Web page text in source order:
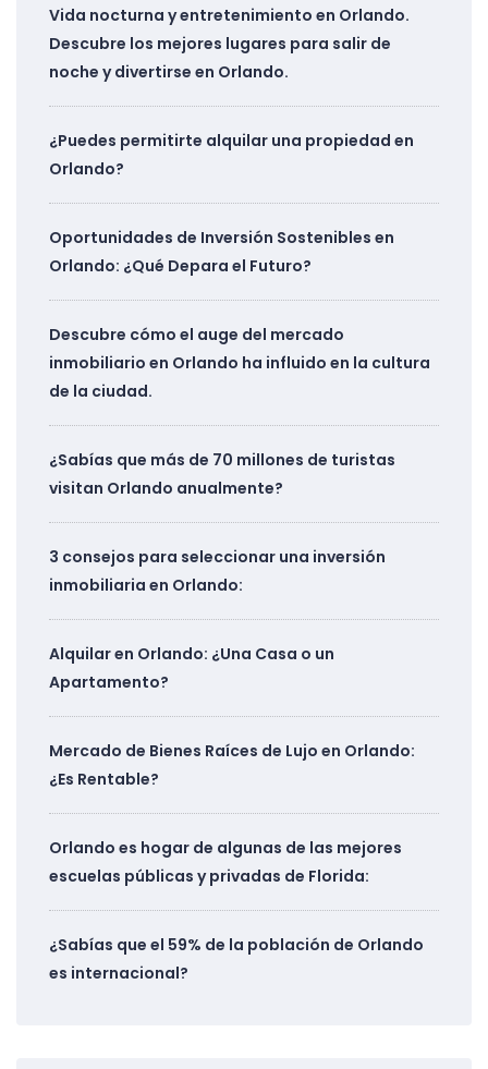
Vida nocturna y entretenimiento en Orlando.
Descubre los mejores lugares para salir de
noche y divertirse en Orlando.
¿Puedes permitirte alquilar una propiedad en
Orlando?
Oportunidades de Inversión Sostenibles en
Orlando: ¿Qué Depara el Futuro?
Descubre cómo el auge del mercado
inmobiliario en Orlando ha influido en la cultura
de la ciudad.
¿Sabías que más de 70 millones de turistas
visitan Orlando anualmente?
3 consejos para seleccionar una inversión
inmobiliaria en Orlando:
Alquilar en Orlando: ¿Una Casa o un
Apartamento?
Mercado de Bienes Raíces de Lujo en Orlando:
¿Es Rentable?
Orlando es hogar de algunas de las mejores
escuelas públicas y privadas de Florida:
¿Sabías que el 59% de la población de Orlando
es internacional?